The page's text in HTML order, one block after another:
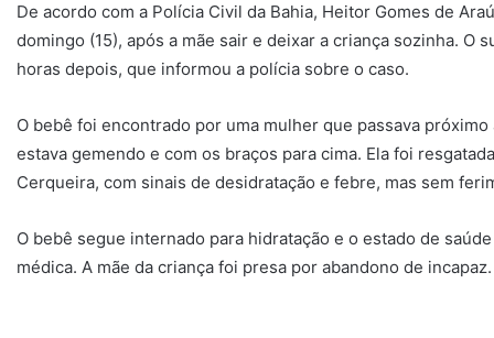
De acordo com a Polícia Civil da Bahia, Heitor Gomes de
domingo (15), após a mãe sair e deixar a criança sozinha. O
horas depois, que informou a polícia sobre o caso.
O bebê foi encontrado por uma mulher que passava
estava gemendo e com os braços para cima. Ela foi
Cerqueira, com sinais de desidratação e febre, mas sem
O bebê segue internado para hidratação e o estado de
médica. A mãe da criança foi presa por abandono de incapaz.